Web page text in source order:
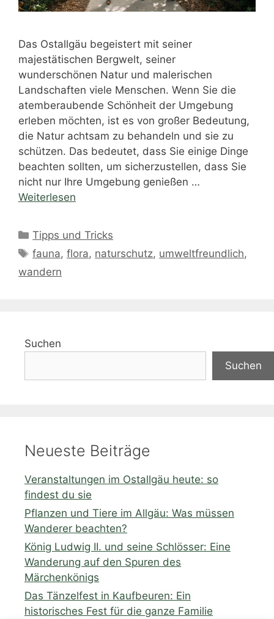
Das Ostallgäu begeistert mit seiner
majestätischen Bergwelt, seiner
wunderschönen Natur und malerischen
Landschaften viele Menschen. Wenn Sie die
atemberaubende Schönheit der Umgebung
erleben möchten, ist es von großer Bedeutung,
die Natur achtsam zu behandeln und sie zu
schützen. Das bedeutet, dass Sie einige Dinge
beachten sollten, um sicherzustellen, dass Sie
nicht nur Ihre Umgebung genießen …
Weiterlesen
Kategorien
Tipps und Tricks
Schlagwörter
fauna,flora, naturschutz, umweltfreundlich,
wandern
Suchen
Suchen
Neueste Beiträge
Veranstaltungen im Ostallgäu heute: so
findest du sie
Pflanzen und Tiere im Allgäu: Was müssen
Wanderer beachten?
König Ludwig II. und seine Schlösser: Eine
Wanderung auf den Spuren des
Märchenkönigs
Das Tänzelfest in Kaufbeuren: Ein
historisches Fest für die ganze Familie